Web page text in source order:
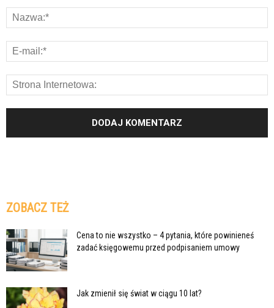
ZOBACZ TEŻ
Cena to nie wszystko – 4 pytania, które powinieneś
zadać księgowemu przed podpisaniem umowy
Jak zmienił się świat w ciągu 10 lat?